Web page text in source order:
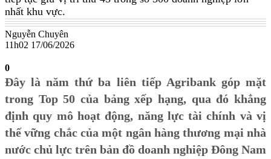
nhất khu vực.
Nguyễn Chuyên
11h02 17/06/2026
0
Đây là năm thứ ba liên tiếp Agribank góp mặt
trong Top 50 của bảng xếp hạng, qua đó khẳng
định quy mô hoạt động, năng lực tài chính và vị
thế vững chắc của một ngân hàng thương mại nhà
nước chủ lực trên bản đồ doanh nghiệp Đông Nam